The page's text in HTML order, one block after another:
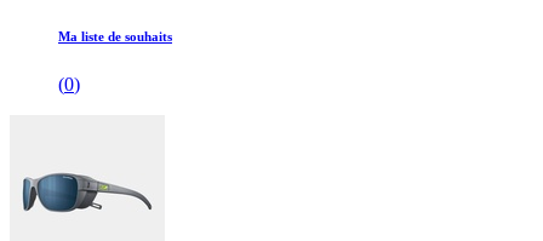
Ma liste de souhaits
(0)